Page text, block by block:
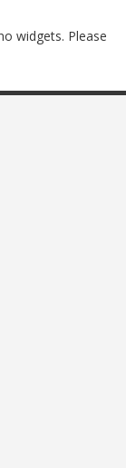
widgets. Please